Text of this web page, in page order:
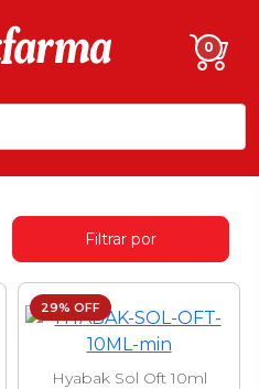
0
Filtrar por
29% OFF
Hyabak Sol Oft 10ml